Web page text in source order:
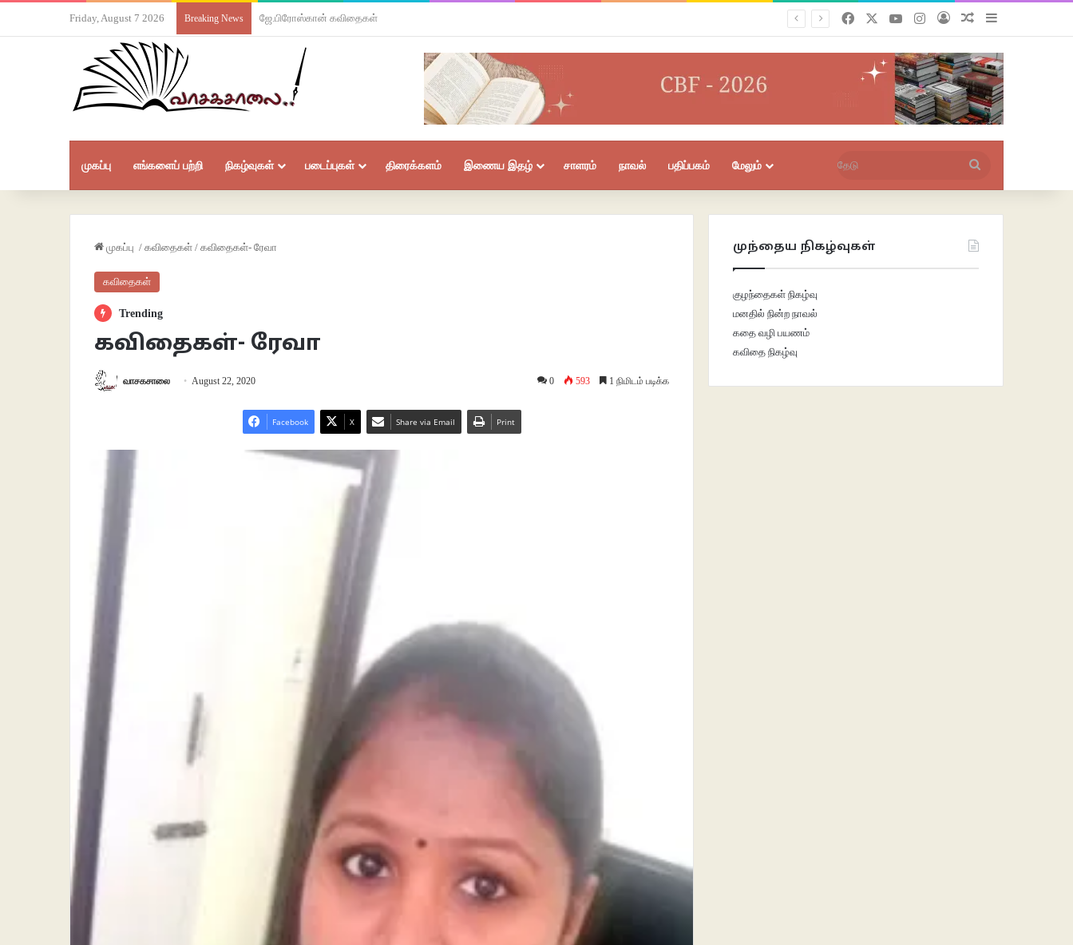
Friday, August 7 2026 Breaking News ஜே.பிரோஸ்கான் கவிதைகள் FacebookYouTubeInstagramபுகுபதிகைசீரற்ற பதிவுகள்
Sidebar
முகப்பு எங்களைப் பற்றி நிகழ்வுகள் படைப்புகள் திரைக்களம் இணைய இதழ் சாளரம் நாவல் பதிப்பகம் மேலும்
முகப்பு / கவிதைகள் / கவிதைகள்- ரேவா
கவிதைகள்
Trending
கவிதைகள்- ரேவா
வாசகசாலை August 22, 2020 0 593 1 நிமிடம் படிக்க
Facebook X Share via Email Print
முந்தைய நிகழ்வுகள்
குழந்தைகள் நிகழ்வு
மனதில் நின்ற நாவல்
கதை வழி பயணம்
கவிதை நிகழ்வு